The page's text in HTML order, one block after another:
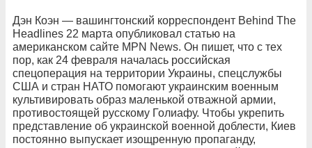
Дэн Коэн — вашингтонский корреспондент Behind The
Headlines 22 марта опубликовал статью на
американском сайте МPN News. Он пишет, что с тех
пор, как 24 февраля началась российская
спецоперация на территории Украины, спецслужбы
США и стран НАТО помогают украинским военным
культивировать образ маленькой отважной армии,
противостоящей русскому Голиафу. Чтобы укрепить
представление об украинской военной доблести, Киев
постоянно выпускает изощренную пропаганду,